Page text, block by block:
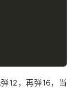
12，再弹16，当